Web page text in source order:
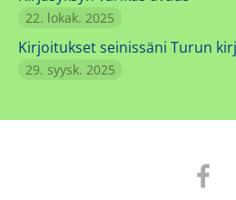
22. lokak. 2025
Kirjoitukset seinissäni Turun
29. syysk. 2025